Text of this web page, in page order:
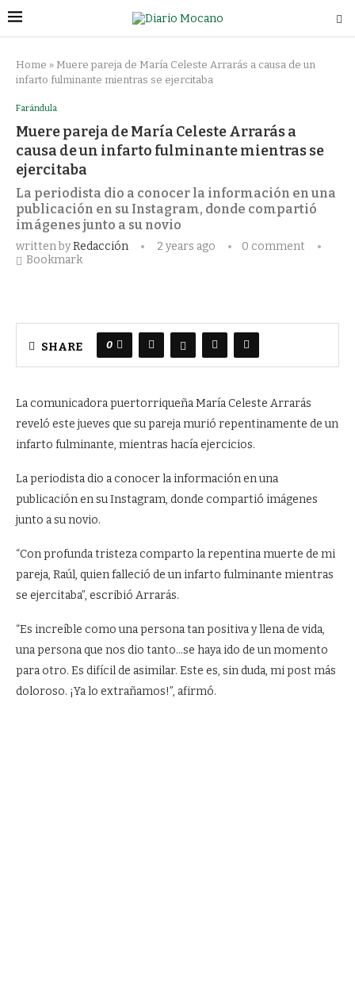
Home » Muere pareja de María Celeste Arrarás a causa de un
infarto fulminante mientras se ejercitaba
Farándula
Muere pareja de María Celeste Arrarás a
causa de un infarto fulminante mientras se
ejercitaba
La periodista dio a conocer la información en una
publicación en su Instagram, donde compartió
imágenes junto a su novio
written byRedacción 2 years ago
0 comment
Bookmark
SHARE 0
La comunicadora puertorriqueña María Celeste Arrarás
reveló este jueves que su pareja murió repentinamente de un
infarto fulminante, mientras hacía ejercicios.
La periodista dio a conocer la información en una
publicación en su Instagram, donde compartió imágenes
junto a su novio.
“Con profunda tristeza comparto la repentina muerte de mi
pareja, Raúl, quien falleció de un infarto fulminante mientras
se ejercitaba”, escribió Arrarás.
“Es increíble como una persona tan positiva y llena de vida,
una persona que nos dio tanto…se haya ido de un momento
para otro. Es difícil de asimilar. Este es, sin duda, mi post más
doloroso. ¡Ya lo extrañamos!”, afirmó.